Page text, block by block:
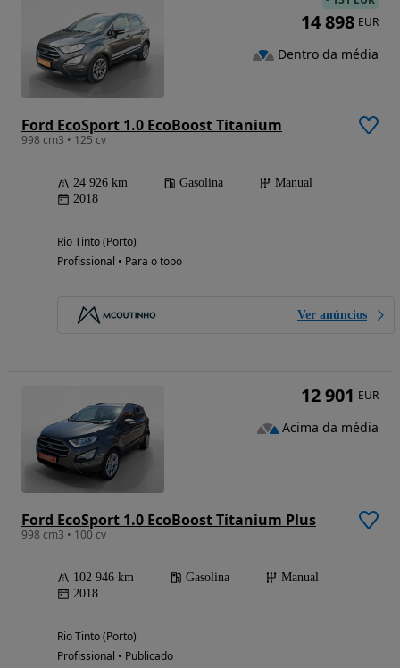
Ford EcoSport 1.0 EcoBoost Titanium
998 cm3 • 125 cv
24 926 km Gasolina
Manual
2018
Rio Tinto (Porto)
Profissional • Para o topo
Ver anúncios
14 898 EUR
Dentro da média
Ford EcoSport 1.0 EcoBoost Titanium Plus
998 cm3 • 100 cv
102 946 km Gasolina
Manual
2018
Rio Tinto (Porto)
Profissional • Publicado
12 901 EUR
Acima da média